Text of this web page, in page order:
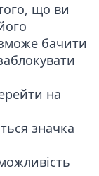
що ви
бачити
на
значка